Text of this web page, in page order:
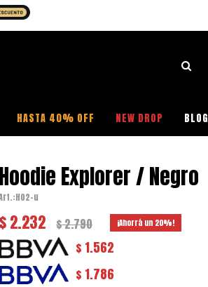
HASTA 40% OFF NEW DROP BLOG
Hoodie Explorer / Negro
H02-u
$2.232 $2.790 20
$ 1.562
$ 1.786